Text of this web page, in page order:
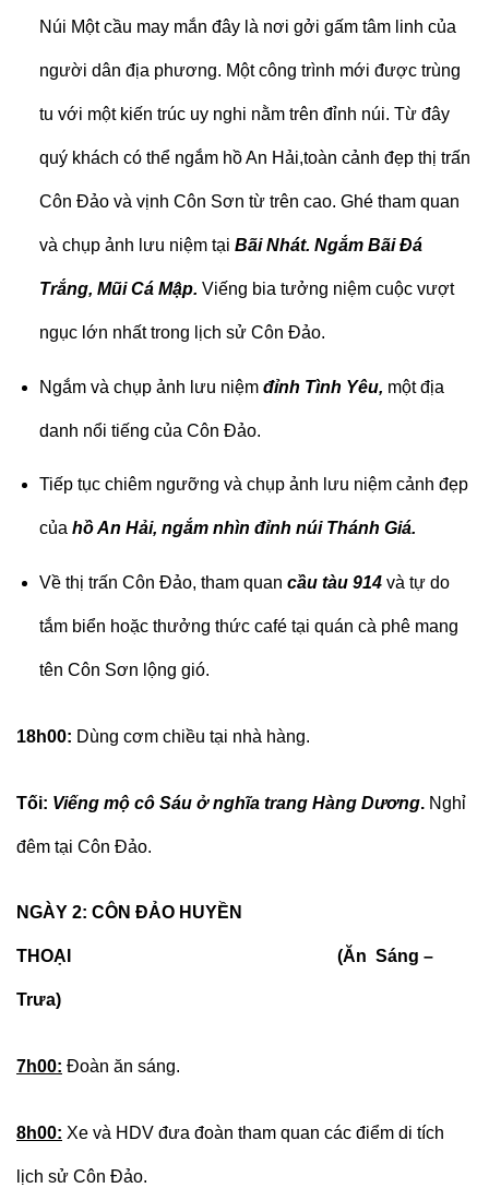
Núi Một cầu may mắn đây là nơi gởi gấm tâm linh của
người dân địa phương. Một công trình mới được trùng
tu với một kiến trúc uy nghi nằm trên đỉnh núi. Từ đây
quý khách có thể ngắm hồ An Hải,toàn cảnh đẹp thị trấn
Côn Đảo và vịnh Côn Sơn từ trên cao. Ghé tham quan
và chụp ảnh lưu niệm tại Bãi Nhát. Ngắm Bãi Đá
Trắng, Mũi Cá Mập. Viếng bia tưởng niệm cuộc vượt
ngục lớn nhất trong lịch sử Côn Đảo.
Ngắm và chụp ảnh lưu niệm đỉnh Tình Yêu, một địa
danh nổi tiếng của Côn Đảo.
Tiếp tục chiêm ngưỡng và chụp ảnh lưu niệm cảnh đẹp
của hồ An Hải, ngắm nhìn đỉnh núi Thánh Giá.
Về thị trấn Côn Đảo, tham quan cầu tàu 914và tự do
tắm biển hoặc thưởng thức café tại quán cà phê mang
tên Côn Sơn lộng gió.
18h00: Dùng cơm chiều tại nhà hàng.
Tối: Viếng mộ cô Sáu ở nghĩa trang Hàng Dương. Nghỉ
đêm tại Côn Đảo.
NGÀY 2: CÔN ĐẢO HUYỀN
THOẠI (Ăn Sáng –
Trưa)
7h00: Đoàn ăn sáng.
8h00: Xe và HDV đưa đoàn tham quan các điểm di tích
lịch sử Côn Đảo.